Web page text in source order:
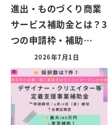
進出・ものづくり商業
サービス補助金とは？3
つの申請枠・補助…
2026年7月1日